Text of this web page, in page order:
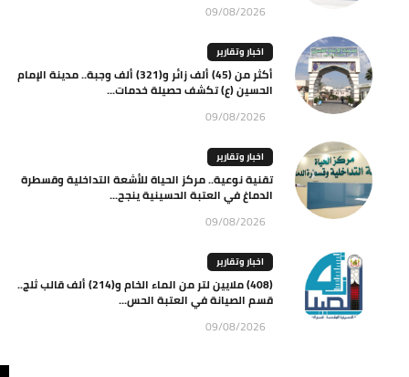
09/08/2026
اخبار وتقارير
أكثر من (45) ألف زائر و(321) ألف وجبة.. مدينة الإمام
الحسين (ع) تكشف حصيلة خدمات...
09/08/2026
اخبار وتقارير
تقنية نوعية.. مركز الحياة للأشعة التداخلية وقسطرة
الدماغ في العتبة الحسينية ينجح...
09/08/2026
اخبار وتقارير
(408) ملايين لتر من الماء الخام و(214) ألف قالب ثلج..
قسم الصيانة في العتبة الحس...
09/08/2026